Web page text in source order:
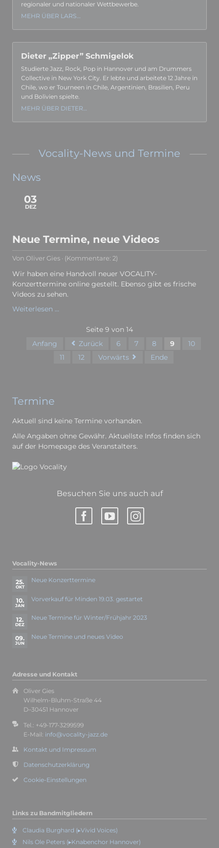
regionaler und nationaler Wett­bewerbe.
MEHR ÜBER LARS…
Dieter „Zipper” Schmigelok
Studierte Jazz, Rock, Pop in Hannover und am Drummers
Collec­tive in New York City. Er lebte und arbeitete 12 Jahre in
Chile, wo er Tourneen in Chile, Argen­tinien, Brasi­lien, Peru
und Bolivien spielte.
MEHR ÜBER DIETER…
Vocality-News und Termine
News
03
DEZ
Neue Termine, neue Videos
Von Oliver Gies · (Kommentare: 2)
Wir haben eine Handvoll neuer VOCALITY-
Konzerttermine online gestellt. Ebenso gibt es frische
Videos zu sehen.
Weiterlesen …Neue
Videos
Seite 9 von 14
Anfang
Zurück 6 7 8 9
10
11
12 Vorwärts Ende
Termine
Aktuell sind keine Termine vorhanden.
Alle Angaben ohne Gewähr. Aktuellste Infos finden sich
auf der Homepage des Veranstalters.
Besuchen Sie uns auch auf
Vocality-News
25.
OKT
Neue Konzerttermine
10.
JAN
Vorverkauf für Minden 19.03. gestartet
12.
DEZ
Neue Termine für Winter/Frühjahr 2023
09.
JUN
Neue Termine und neues Video
Adresse und Kontakt
Oliver Gies
Wilhelm-Bluhm-Straße 44
D–30451 Hannover
Tel.: +49-177-3299599
E-Mail: info@vocality-jazz.de
Kontakt und Impressum
Datenschutzerklärung
Cookie-Einstellungen
Links zu Bandmitgliedern
Claudia Burghard (▸Vivid Voices)
Nils Ole Peters (▸Knabenchor Hannover)